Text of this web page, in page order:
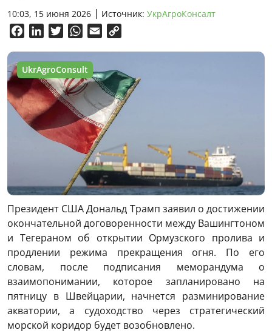
10:03, 15 июня 2026 Источник: УкрАгроКонсалт
FacebookLinkedInTwitterWhatsApp
Email
UkrAgroConsult
Президент США Дональд Трамп заявил о достижении
окончательной договоренности между Вашингтоном
и Тегераном об открытии Ормузского пролива и
продлении режима прекращения огня. По его
словам, после подписания меморандума о
взаимопонимании, которое запланировано на
пятницу в Швейцарии, начнется разминирование
акватории, а судоходство через стратегический
морской коридор будет возобновлено.